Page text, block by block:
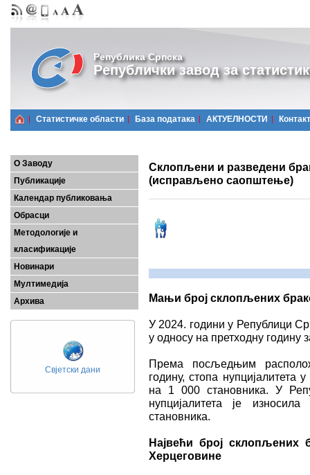
Република Српска
Републички завод за
Статистичке области Базa података АКТУЕЛНОСТИ Контакт
О Заводу
Публикације
Календар публиковања
Обрасци
Методологије и
класификације
Новинари
Мултимедија
Архива
Свјетски дани
Склопљени и разведени
(исправљено саопштење)
Мањи број склопљених
У 2024. години у Републици
у односу на претходну
Према посљедњим
годину, стопа
на 1 000 становника. У
нупцијалитета је
становника.
Највећи број
Херцеговине